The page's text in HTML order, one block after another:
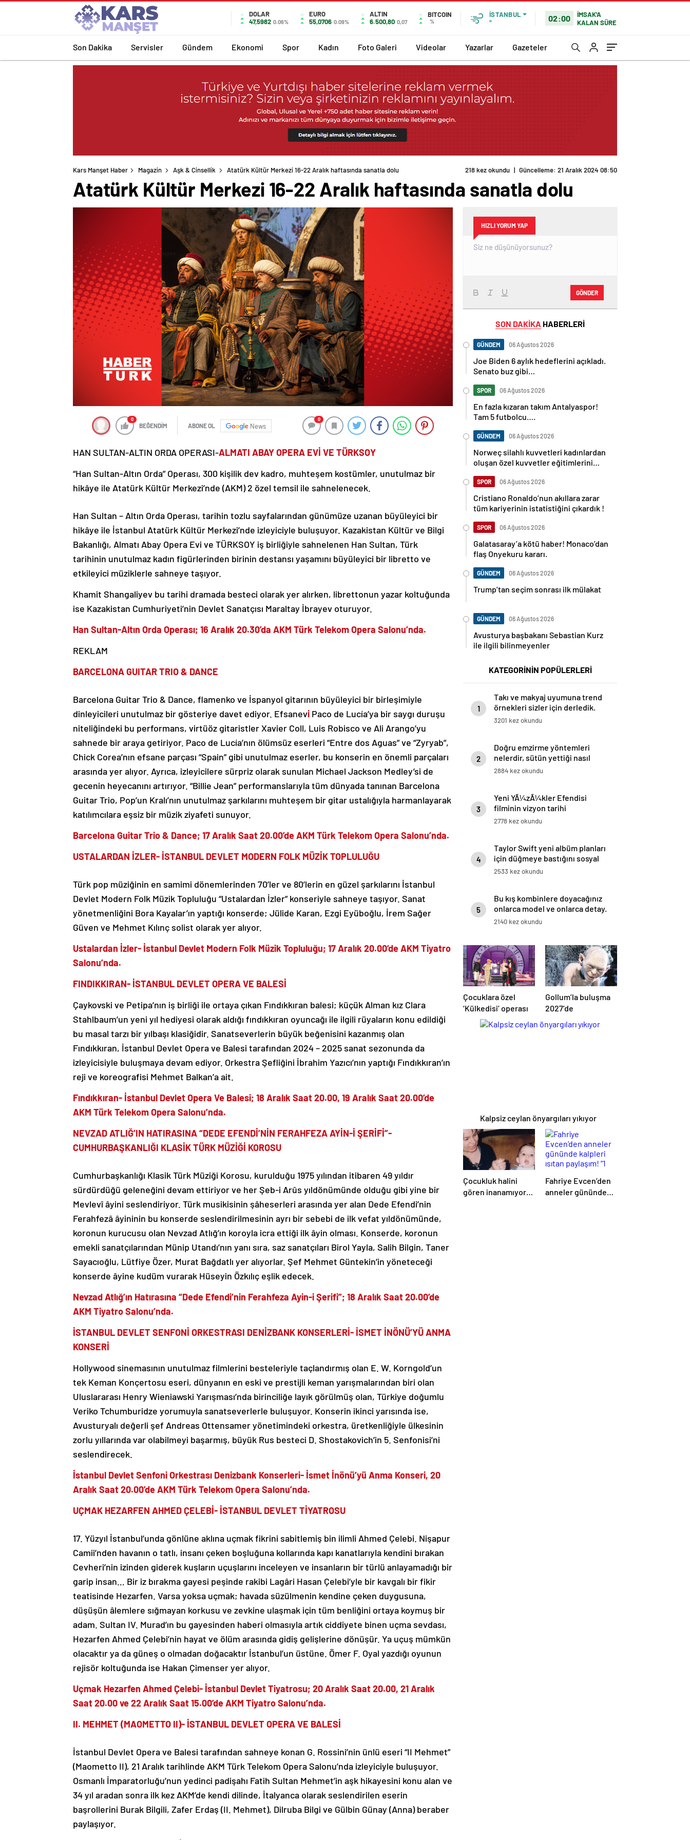
DOLAR
47,5982 0.06%
EURO
55,0706 0.09%
ALTIN
6.500,80 0,07
BITCOIN
%
İSTANBUL
°
02:00
İMSAK'A
KALAN SÜRE
Son Dakika Servisler Gündem Ekonomi Spor Kadın Foto Galeri Videolar Yazarlar Gazeteler
Kars Manşet Haber Magazin Aşk & Cinsellik Atatürk Kültür Merkezi 16-22 Aralık haftasında sanatla dolu 218 kez okundu | Güncelleme: 21 Aralık 2024 08:50
Atatürk Kültür Merkezi 16-22 Aralık haftasında sanatla dolu
0
BEĞENDİM ABONE OL News
0
HAN SULTAN-ALTIN ORDA OPERASI-ALMATI ABAY OPERA EVİ VE TÜRKSOY
“Han Sultan-Altın Orda” Operası, 300 kişilik dev kadro, muhteşem kostümler, unutulmaz bir
hikâye ile Atatürk Kültür Merkezi’nde (AKM) 2 özel temsil ile sahnelenecek.
Han Sultan – Altın Orda Operası, tarihin tozlu sayfalarından günümüze uzanan büyüleyici bir
hikâye ile İstanbul Atatürk Kültür Merkezi’nde izleyiciyle buluşuyor. Kazakistan Kültür ve Bilgi
Bakanlığı, Almatı Abay Opera Evi ve TÜRKSOY iş birliğiyle sahnelenen Han Sultan, Türk
tarihinin unutulmaz kadın figürlerinden birinin destansı yaşamını büyüleyici bir libretto ve
etkileyici müziklerle sahneye taşıyor.
Khamit Shangaliyev bu tarihi dramada besteci olarak yer alırken, librettonun yazar koltuğunda
ise Kazakistan Cumhuriyeti’nin Devlet Sanatçısı Maraltay İbrayev oturuyor.
Han Sultan-Altın Orda Operası; 16 Aralık 20.30’da AKM Türk Telekom Opera Salonu’nda.
REKLAM
BARCELONA GUITAR TRIO & DANCE
Barcelona Guitar Trio & Dance, flamenko ve İspanyol gitarının büyüleyici bir birleşimiyle
dinleyicileri unutulmaz bir gösteriye davet ediyor. Efsanevi Paco de Lucía’ya bir saygı duruşu
niteliğindeki bu performans, virtüöz gitaristler Xavier Coll, Luis Robisco ve Ali Arango’yu
sahnede bir araya getiriyor. Paco de Lucía’nın ölümsüz eserleri “Entre dos Aguas” ve “Zyryab”,
Chick Corea’nın efsane parçası “Spain” gibi unutulmaz eserler, bu konserin en önemli parçaları
arasında yer alıyor. Ayrıca, izleyicilere sürpriz olarak sunulan Michael Jackson Medley’si de
gecenin heyecanını artırıyor. “Billie Jean” performanslarıyla tüm dünyada tanınan Barcelona
Guitar Trio, Pop’un Kralı’nın unutulmaz şarkılarını muhteşem bir gitar ustalığıyla harmanlayarak
katılımcılara eşsiz bir müzik ziyafeti sunuyor.
Barcelona Guitar Trio & Dance; 17 Aralık Saat 20.00’de AKM Türk Telekom Opera Salonu’nda.
USTALARDAN İZLER- İSTANBUL DEVLET MODERN FOLK MÜZİK TOPLULUĞU
Türk pop müziğinin en samimi dönemlerinden 70’ler ve 80’lerin en güzel şarkılarını İstanbul
Devlet Modern Folk Müzik Topluluğu “Ustalardan İzler” konseriyle sahneye taşıyor. Sanat
yönetmenliğini Bora Kayalar’ın yaptığı konserde; Jülide Karan, Ezgi Eyüboğlu, İrem Sağer
Güven ve Mehmet Kılınç solist olarak yer alıyor.
Ustalardan İzler- İstanbul Devlet Modern Folk Müzik Topluluğu; 17 Aralık 20.00’de AKM Tiyatro
Salonu’nda.
FINDIKKIRAN- İSTANBUL DEVLET OPERA VE BALESİ
Çaykovski ve Petipa’nın iş birliği ile ortaya çıkan Fındıkkıran balesi; küçük Alman kız Clara
Stahlbaum’un yeni yıl hediyesi olarak aldığı fındıkkıran oyuncağı ile ilgili rüyaların konu edildiği
bu masal tarzı bir yılbaşı klasiğidir. Sanatseverlerin büyük beğenisini kazanmış olan
Fındıkkıran, İstanbul Devlet Opera ve Balesi tarafından 2024 – 2025 sanat sezonunda da
izleyicisiyle buluşmaya devam ediyor. Orkestra Şefliğini İbrahim Yazıcı’nın yaptığı Fındıkkıran’ın
reji ve koreografisi Mehmet Balkan’a ait.
Fındıkkıran- İstanbul Devlet Opera Ve Balesi; 18 Aralık Saat 20.00, 19 Aralık Saat 20.00’de
AKM Türk Telekom Opera Salonu’nda.
NEVZAD ATLIĞ’IN HATIRASINA “DEDE EFENDİ’NİN FERAHFEZA AYİN-İ ŞERİFİ”-
CUMHURBAŞKANLIĞI KLASİK TÜRK MÜZİĞİ KOROSU
Cumhurbaşkanlığı Klasik Türk Müziği Korosu, kurulduğu 1975 yılından itibaren 49 yıldır
sürdürdüğü geleneğini devam ettiriyor ve her Şeb-i Arûs yıldönümünde olduğu gibi yine bir
Mevlevî âyini seslendiriyor. Türk musikisinin şâheserleri arasında yer alan Dede Efendi’nin
Ferahfezâ âyininin bu konserde seslendirilmesinin ayrı bir sebebi de ilk vefat yıldönümünde,
koronun kurucusu olan Nevzad Atlığ’ın koroyla icra ettiği ilk âyin olması. Konserde, koronun
emekli sanatçılarından Münip Utandı’nın yanı sıra, saz sanatçıları Birol Yayla, Salih Bilgin, Taner
Sayacıoğlu, Lütfiye Özer, Murat Bağdatlı yer alıyorlar. Şef Mehmet Güntekin’in yöneteceği
konserde âyine kudüm vurarak Hüseyin Özkılıç eşlik edecek.
Nevzad Atlığ’ın Hatırasına “Dede Efendi’nin Ferahfeza Ayin-i Şerifi”; 18 Aralık Saat 20.00’de
AKM Tiyatro Salonu’nda.
İSTANBUL DEVLET SENFONİ ORKESTRASI DENİZBANK KONSERLERİ- İSMET İNÖNÜ’YÜ ANMA
KONSERİ
Hollywood sinemasının unutulmaz filmlerini besteleriyle taçlandırmış olan E. W. Korngold’un
tek Keman Konçertosu eseri, dünyanın en eski ve prestijli keman yarışmalarından biri olan
Uluslararası Henry Wieniawski Yarışması’nda birinciliğe layık görülmüş olan, Türkiye doğumlu
Veriko Tchumburidze yorumuyla sanatseverlerle buluşuyor. Konserin ikinci yarısında ise,
Avusturyalı değerli şef Andreas Ottensamer yönetimindeki orkestra, üretkenliğiyle ülkesinin
zorlu yıllarında var olabilmeyi başarmış, büyük Rus besteci D. Shostakovich’in 5. Senfonisi’ni
seslendirecek.
İstanbul Devlet Senfoni Orkestrası Denizbank Konserleri- İsmet İnönü’yü Anma Konseri, 20
Aralık Saat 20.00’de AKM Türk Telekom Opera Salonu’nda.
UÇMAK HEZARFEN AHMED ÇELEBİ- İSTANBUL DEVLET TİYATROSU
17. Yüzyıl İstanbul’unda gönlüne aklına uçmak fikrini sabitlemiş bin ilimli Ahmed Çelebi. Nişapur
Camii’nden havanın o tatlı, insanı çeken boşluğuna kollarında kapı kanatlarıyla kendini bırakan
Cevheri’nin izinden giderek kuşların uçuşlarını inceleyen ve insanların bir türlü anlayamadığı bir
garip insan… Bir iz bırakma gayesi peşinde rakibi Lagâri Hasan Çelebi’yle bir kavgalı bir fikir
teatisinde Hezarfen. Varsa yoksa uçmak; havada süzülmenin kendine çeken duygusuna,
düşüşün âlemlere sığmayan korkusu ve zevkine ulaşmak için tüm benliğini ortaya koymuş bir
adam. Sultan IV. Murad’ın bu gayesinden haberi olmasıyla artık ciddiyete binen uçma sevdası,
Hezarfen Ahmed Çelebi’nin hayat ve ölüm arasında gidiş gelişlerine dönüşür. Ya uçuş mümkün
olacaktır ya da güneş o olmadan doğacaktır İstanbul’un üstüne. Ömer F. Oyal yazdığı oyunun
rejisör koltuğunda ise Hakan Çimenser yer alıyor.
Uçmak Hezarfen Ahmed Çelebi- İstanbul Devlet Tiyatrosu; 20 Aralık Saat 20.00, 21 Aralık
Saat 20.00 ve 22 Aralık Saat 15.00’de AKM Tiyatro Salonu’nda.
II. MEHMET (MAOMETTO II)- İSTANBUL DEVLET OPERA VE BALESİ
İstanbul Devlet Opera ve Balesi tarafından sahneye konan G. Rossini’nin ünlü eseri “II Mehmet”
(Maometto II), 21 Aralık tarihlinde AKM Türk Telekom Opera Salonu’nda izleyiciyle buluşuyor.
Osmanlı İmparatorluğu’nun yedinci padişahı Fatih Sultan Mehmet’in aşk hikayesini konu alan ve
34 yıl aradan sonra ilk kez AKM’de kendi dilinde, İtalyanca olarak seslendirilen eserin
başrollerini Burak Bilgili, Zafer Erdaş (II. Mehmet), Dilruba Bilgi ve Gülbin Günay (Anna) beraber
paylaşıyor.
HIZLI YORUM YAP
GÖNDER
SON DAKİKA HABERLERİ
GÜNDEM 06 Ağustos 2026
Joe Biden 6 aylık hedeflerini açıkladı.
Senato buz gibi…
SPOR 06 Ağustos 2026
En fazla kızaran takım Antalyaspor!
Tam 5 futbolcu….
GÜNDEM 06 Ağustos 2026
Norweç silahlı kuvvetleri kadınlardan
oluşan özel kuvvetler eğitimlerini
SPOR 06 Ağustos 2026
Cristiano Ronaldo’nun akıllara zarar
tüm kariyerinin istatistiğini çıkardık !
SPOR 06 Ağustos 2026
Galatasaray’a kötü haber! Monaco’dan
flaş Onyekuru kararı.
GÜNDEM 06 Ağustos 2026
Trump’tan seçim sonrası ilk mülakat
GÜNDEM 06 Ağustos 2026
Avusturya başbakanı Sebastian Kurz
ile ilgili bilinmeyenler
KATEGORİNİN POPÜLERLERİ
1
Takı ve makyaj uyumuna trend
örnekleri sizler için derledik.
3201 kez okundu
2
Doğru emzirme yöntemleri
nelerdir, sütün yettiği nasıl
anlaşılır?
2884 kez okundu
3
Yeni YÃ¼zÃ¼kler Efendisi
filminin vizyon tarihi
aÃ§Ä±klandÄ±
2778 kez okundu
4
Taylor Swift yeni albüm planları
için düğmeye bastığını sosyal
medyadan duyurdu!
2533 kez okundu
5
Bu kış kombinlere doyacağınız
onlarca model ve onlarca detay.
2140 kez okundu
Çocuklara özel
‘Külkedisi’ operası
Gollum’la buluşma
2027’de
Kalpsiz ceylan önyargıları yıkıyor
Çocukluk halini
gören inanamıyor!
Fahriye Evcen’den
anneler gününde